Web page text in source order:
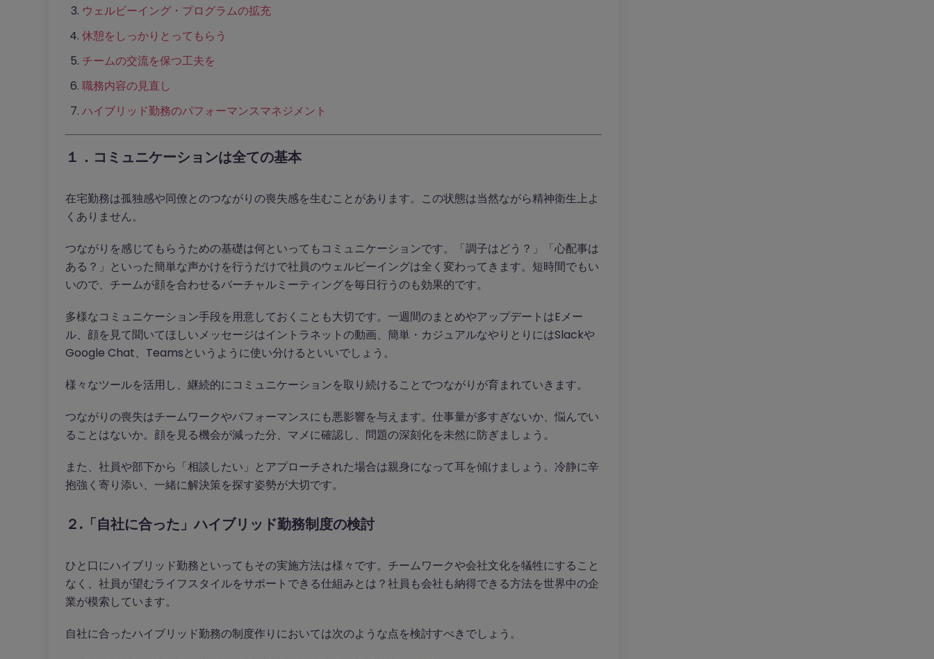
ウェルビーイング・プログラムの拡充
休憩をしっかりとってもらう
チームの交流を保つ工夫を
職務内容の見直し
ハイブリッド勤務のパフォーマンスマネジメント
１．コミュニケーションは全ての基本
在宅勤務は孤独感や同僚とのつながりの喪失感を生むことがあります。この状態は当然ながら精神衛生上よ
くありません。
つながりを感じてもらうための基礎は何といってもコミュニケーションです。「調子はどう？」「心配事は
ある？」といった簡単な声かけを行うだけで社員のウェルビーイングは全く変わってきます。短時間でもい
いので、チームが顔を合わせるバーチャルミーティングを毎日行うのも効果的です。
多様なコミュニケーション手段を用意しておくことも大切です。一週間のまとめやアップデートはEメー
ル、顔を見て聞いてほしいメッセージはイントラネットの動画、簡単・カジュアルなやりとりにはSlackや
Google Chat、Teamsというように使い分けるといいでしょう。
様々なツールを活用し、継続的にコミュニケーションを取り続けることでつながりが育まれていきます。
つながりの喪失はチームワークやパフォーマンスにも悪影響を与えます。仕事量が多すぎないか、悩んでい
ることはないか。顔を見る機会が減った分、マメに確認し、問題の深刻化を未然に防ぎましょう。
また、社員や部下から「相談したい」とアプローチされた場合は親身になって耳を傾けましょう。冷静に辛
抱強く寄り添い、一緒に解決策を探す姿勢が大切です。
２.「自社に合った」ハイブリッド勤務制度の検討
ひと口にハイブリッド勤務といってもその実施方法は様々です。チームワークや会社文化を犠牲にすること
なく、社員が望むライフスタイルをサポートできる仕組みとは？社員も会社も納得できる方法を世界中の企
業が模索しています。
自社に合ったハイブリッド勤務の制度作りにおいては次のような点を検討すべきでしょう。